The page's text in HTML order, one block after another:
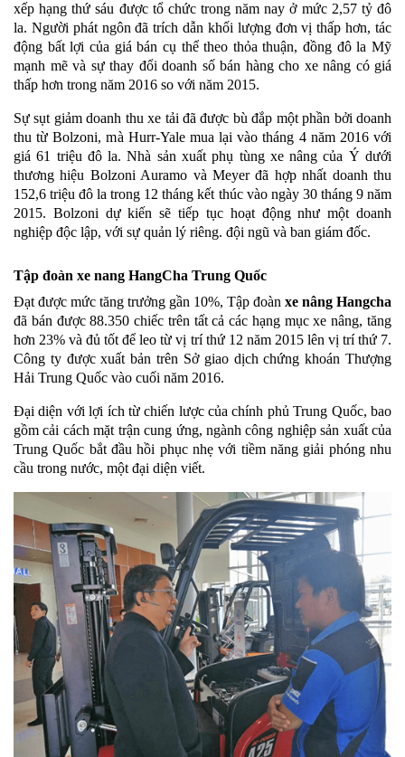
xếp hạng thứ sáu được tổ chức trong năm nay ở mức 2,57 tỷ đô
la. Người phát ngôn đã trích dẫn khối lượng đơn vị thấp hơn, tác
động bất lợi của giá bán cụ thể theo thỏa thuận, đồng đô la Mỹ
mạnh mẽ và sự thay đổi doanh số bán hàng cho xe nâng có giá
thấp hơn trong năm 2016 so với năm 2015.
Sự sụt giảm doanh thu xe tải đã được bù đắp một phần bởi doanh
thu từ Bolzoni, mà Hurr-Yale mua lại vào tháng 4 năm 2016 với
giá 61 triệu đô la. Nhà sản xuất phụ tùng xe nâng của Ý dưới
thương hiệu Bolzoni Auramo và Meyer đã hợp nhất doanh thu
152,6 triệu đô la trong 12 tháng kết thúc vào ngày 30 tháng 9 năm
2015. Bolzoni dự kiến ​​sẽ tiếp tục hoạt động như một doanh
nghiệp độc lập, với sự quản lý riêng. đội ngũ và ban giám đốc.
Tập đoàn xe nang HangCha Trung Quốc
Đạt được mức tăng trưởng gần 10%, Tập đoàn xe nâng Hangcha
đã bán được 88.350 chiếc trên tất cả các hạng mục xe nâng, tăng
hơn 23% và đủ tốt để leo từ vị trí thứ 12 năm 2015 lên vị trí thứ 7.
Công ty được xuất bản trên Sở giao dịch chứng khoán Thượng
Hải Trung Quốc vào cuối năm 2016.
Đại diện với lợi ích từ chiến lược của chính phủ Trung Quốc, bao
gồm cải cách mặt trận cung ứng, ngành công nghiệp sản xuất của
Trung Quốc bắt đầu hồi phục nhẹ với tiềm năng giải phóng nhu
cầu trong nước, một đại diện viết.